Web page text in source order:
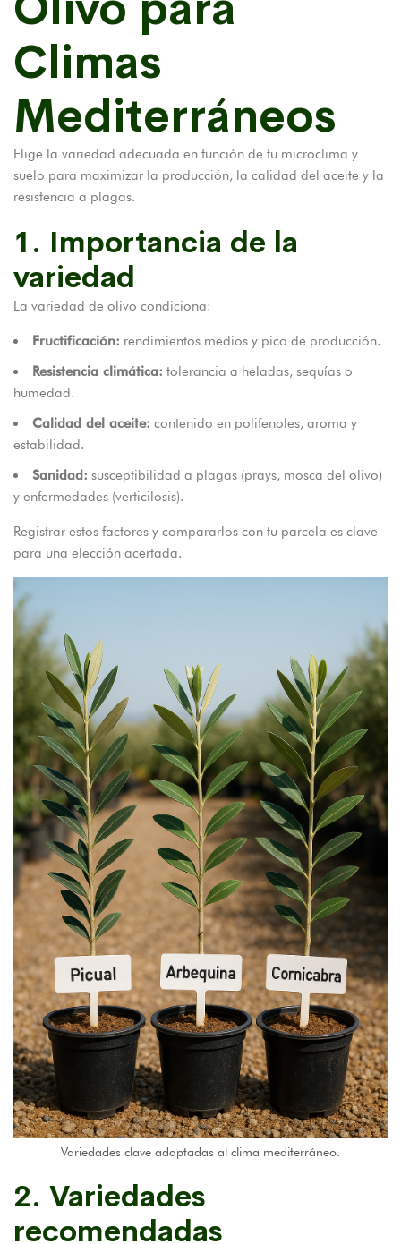
Climas
Mediterráneos
Elige la variedad adecuada en función de tu microclima y
suelo para maximizar la producción, la calidad del aceite y la
resistencia a plagas.
1. Importancia de la
variedad
La variedad de olivo condiciona:
Fructificación: rendimientos medios y pico de producción.
Resistencia climática: tolerancia a heladas, sequías o
humedad.
Calidad del aceite: contenido en polifenoles, aroma y
estabilidad.
Sanidad: susceptibilidad a plagas (prays, mosca del olivo)
y enfermedades (verticilosis).
Registrar estos factores y compararlos con tu parcela es clave
para una elección acertada.
Variedades clave adaptadas al clima mediterráneo.
2. Variedades
recomendadas